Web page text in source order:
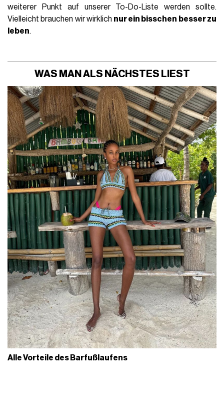
weiterer Punkt auf unserer To-Do-Liste werden sollte.
Vielleicht brauchen wir wirklich nur ein bisschen besser zu
leben.
WAS MAN ALS NÄCHSTES LIEST
Alle Vorteile des Barfußlaufens